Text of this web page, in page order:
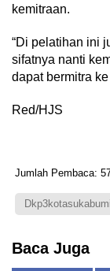
kemitraan.
“Di pelatihan ini
sifatnya nanti
dapat bermitra
Red/HJS
Jumlah Pembaca:
Dkp3kotasukabumi
Baca Juga